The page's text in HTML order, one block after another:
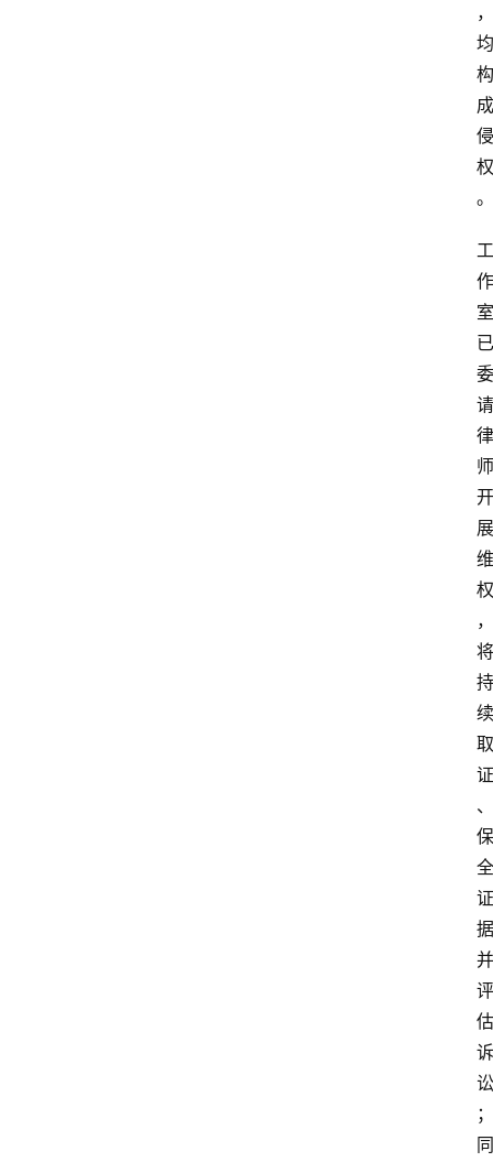
，
均
构
成
侵
权
。
工
作
室
已
委
请
律
师
开
展
维
权
，
将
持
续
取
证
、
保
全
证
据
并
评
估
诉
讼
；
同